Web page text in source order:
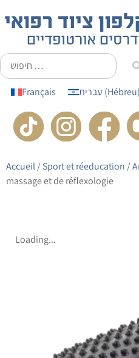
principal
Français עברית (Hébreu)
Accueil/Sport et réeducation /
massage et de réflexologie
Loading...